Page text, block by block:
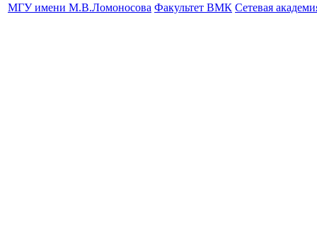
МГУ имени М.В.Ломоносова Факультет ВМК Сетевая